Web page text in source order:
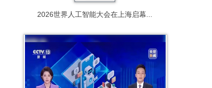
2026世界人工智能大会在上海启幕...